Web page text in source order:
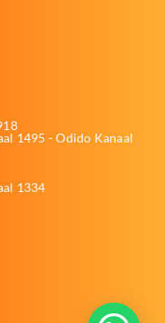
1495 - Odido Kanaal
1334